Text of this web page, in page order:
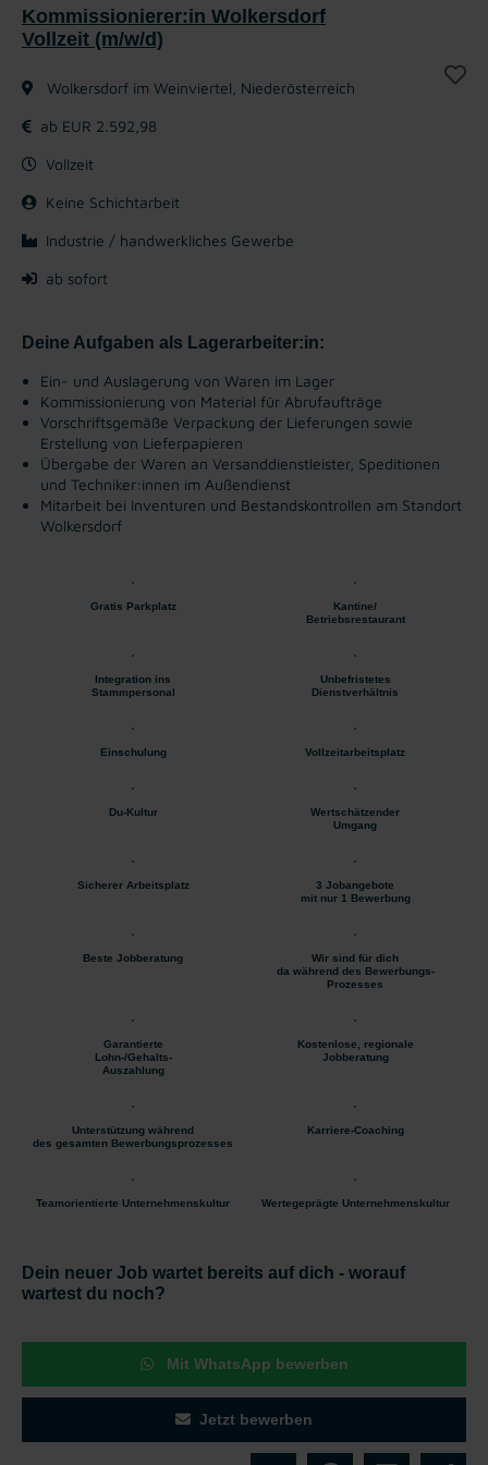
Kommissionierer:in Wolkersdorf
Vollzeit (m/w/d)
Wolkersdorf im Weinviertel, Niederösterreich
ab EUR 2.592,98
Vollzeit
Keine Schichtarbeit
Industrie / handwerkliches Gewerbe
ab sofort
Deine Aufgaben als Lagerarbeiter:in:
Ein- und Auslagerung von Waren im Lager
Kommissionierung von Material für Abrufaufträge
Vorschriftsgemäße Verpackung der Lieferungen sowie
Erstellung von Lieferpapieren
Übergabe der Waren an Versanddienstleister, Speditionen
und Techniker:innen im Außendienst
Mitarbeit bei Inventuren und Bestandskontrollen am Standort
Wolkersdorf
Gratis Parkplatz
Kantine/
Betriebsrestaurant
Integration ins
Stammpersonal
Unbefristetes
Dienstverhältnis
Einschulung Vollzeitarbeitsplatz
Du-Kultur
Wertschätzender
Umgang
Sicherer Arbeitsplatz
3 Jobangebote
mit nur 1 Bewerbung
Beste Jobberatung
Wir sind für dich
da während des Bewerbungs-
Prozesses
Garantierte
Lohn-/Gehalts-
Auszahlung
Kostenlose, regionale
Jobberatung
Unterstützung während
des gesamten Bewerbungsprozesses
Karriere-Coaching
Teamorientierte Unternehmenskultur Wertegeprägte Unternehmenskultur
Dein neuer Job wartet bereits auf dich - worauf
wartest du noch?
Mit WhatsApp bewerben
Jetzt bewerben